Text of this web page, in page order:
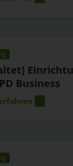
Business